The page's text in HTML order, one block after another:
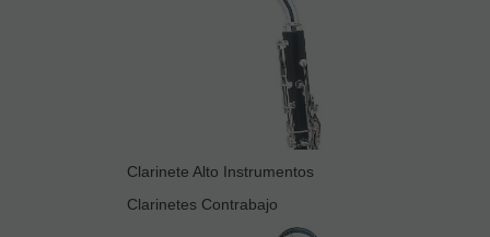
Clarinete Alto Instrumentos
Clarinetes Contrabajo